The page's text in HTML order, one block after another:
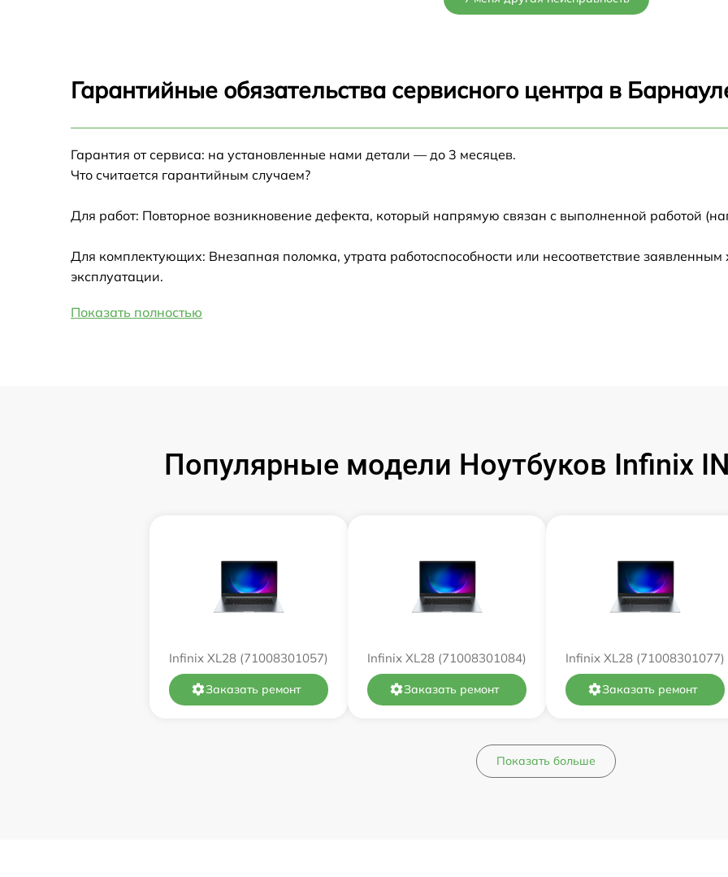
Замена HDMI
Ремонт дисковода
Замена оперативной памяти от 60 мин
Замена системы охлаждения
Замена термопасты
Замена экрана от 60 мин
Замена северного моста от 60 мин
от 60 мин
Гарантийные обязательства сервисного центра в
Гарантия от сервиса: на установленные нами детали — до 3 месяцев.
Что считается гарантийным случаем?
Для работ: Повторное возникновение дефекта, который напрямую связан с выполненной работой
Для комплектующих: Внезапная поломка, утрата работоспособности или несоответствие
эксплуатации.
Показать полностью
Популярные модели Ноутбуков Infinix
Infinix XL28 (71008301057)
Заказать ремонт
Infinix XL28 (71008301084)
Заказать ремонт
Infinix XL28 (71008301077)
Заказать ремонт
Показать больше